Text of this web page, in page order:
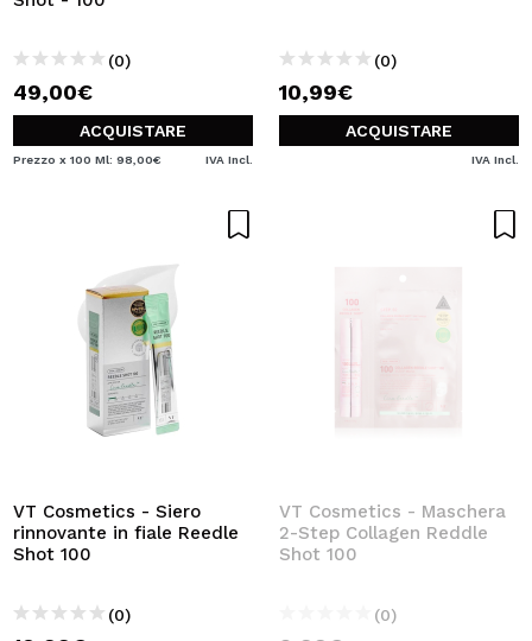
(0)
49,00€
ACQUISTARE
Prezzo x 100 Ml: 98,00€ IVA Incl.
(0)
10,99€
ACQUISTARE
IVA Incl.
VT Cosmetics - Siero
rinnovante in fiale Reedle
Shot 100
(0)
VT Cosmetics - Maschera
2-Step Collagen Reddle
Shot 100
(0)